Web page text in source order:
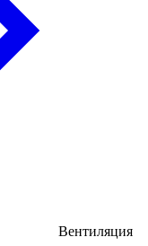
Вентиляция